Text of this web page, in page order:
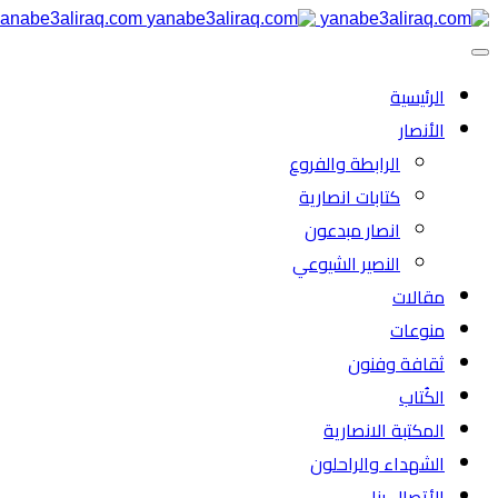
الرئیسية
الأنصار
الرابطة والفروع
كتابات انصارية
انصار مبدعون
النصیر الشیوعي
مقالات
منوعات
ثقافة وفنون
الكُتاب
المكتبة الانصارية
الشهداء والراحلون